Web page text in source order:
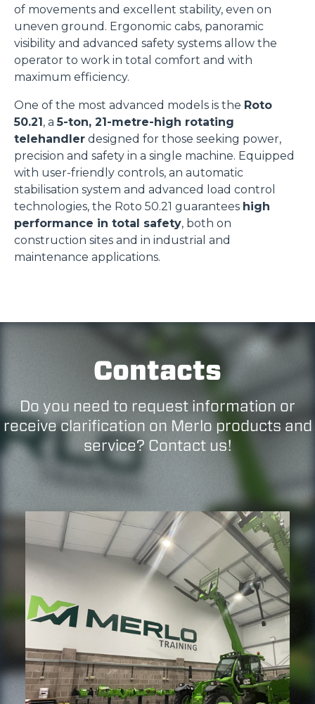
of movements and excellent stability, even on
uneven ground. Ergonomic cabs, panoramic
visibility and advanced safety systems allow the
operator to work in total comfort and with
maximum efficiency.
One of the most advanced models is the Roto
50.21, a5-ton, 21-metre-high rotating
telehandler designed for those seeking power,
precision and safety in a single machine. Equipped
with user-friendly controls, an automatic
stabilisation system and advanced load control
technologies, the Roto 50.21 guarantees high
performance in total safety, both on
construction sites and in industrial and
maintenance applications.
Contacts
Do you need to request information or
receive clarification on Merlo products and
service? Contact us!